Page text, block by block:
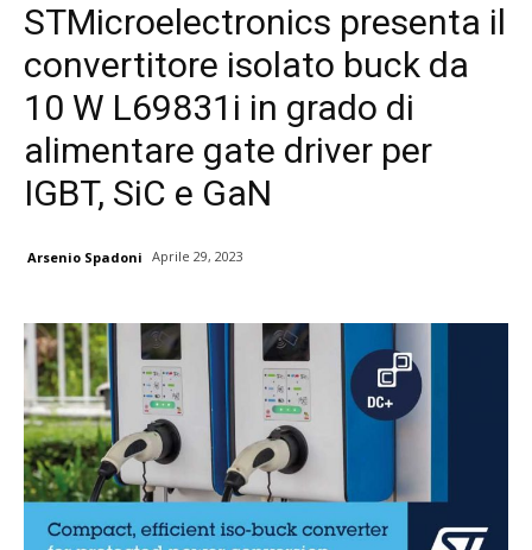
STMicroelectronics presenta il
convertitore isolato buck da
10 W L69831i in grado di
alimentare gate driver per
IGBT, SiC e GaN
Arsenio Spadoni Aprile 29, 2023